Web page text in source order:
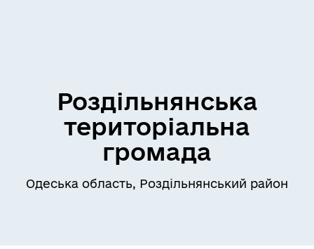
Роздільнянська
територіальна
громада
Одеська область, Роздільнянський район